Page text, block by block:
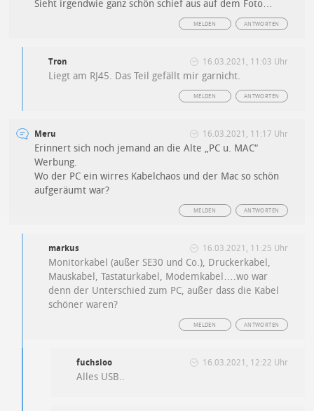
Sieht irgendwie ganz schön schief aus auf dem Foto…
ANTWORTEN
MELDEN
Tron 16.03.2021, 11:03 Uhr
Liegt am RJ45. Das Teil gefällt mir garnicht.
ANTWORTEN
MELDEN
Meru 16.03.2021, 11:17 Uhr
Erinnert sich noch jemand an die Alte „PC u. MAC“
Werbung.
Wo der PC ein wirres Kabelchaos und der Mac so schön
aufgeräumt war?
ANTWORTEN
MELDEN
markus 16.03.2021, 11:25 Uhr
Monitorkabel (außer SE30 und Co.), Druckerkabel,
Mauskabel, Tastaturkabel, Modemkabel….wo war
denn der Unterschied zum PC, außer dass die Kabel
schöner waren?
ANTWORTEN
MELDEN
fuchsioo 16.03.2021, 12:22 Uhr
Alles USB..